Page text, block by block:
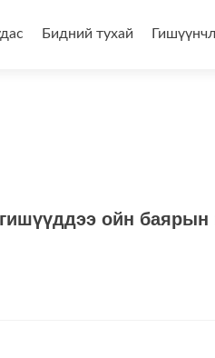
Бидний тухай
ойн баярын